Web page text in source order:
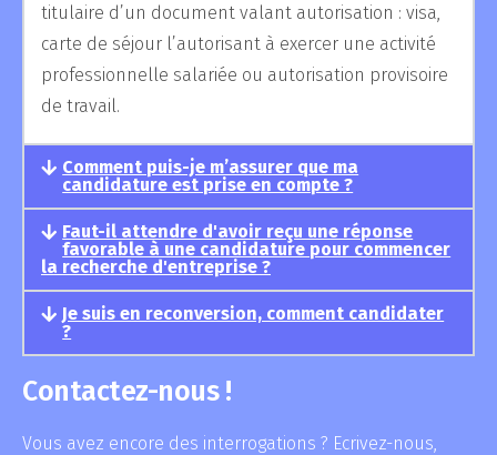
titulaire d’un document valant autorisation : visa,
carte de séjour l’autorisant à exercer une activité
professionnelle salariée ou autorisation provisoire
de travail.
Comment puis-je m’assurer que ma
candidature est prise en compte ?
Faut-il attendre d'avoir reçu une réponse
favorable à une candidature pour commencer
la recherche d'entreprise ?
Je suis en reconversion, comment candidater
?
Contactez-nous !
Vous avez encore des interrogations ? Ecrivez-nous,